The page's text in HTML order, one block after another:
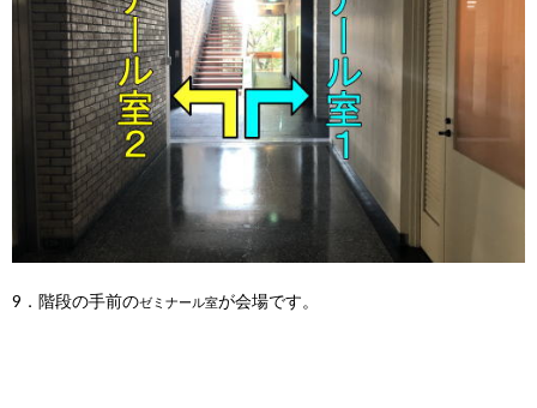
9．階段の手前のゼミナール室が会場です。